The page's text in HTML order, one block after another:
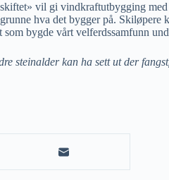
vil gi vindkraftutbygging
hva det bygger på. Skiløpere
bygde vårt velferdssamfunn
steinalder kan ha sett ut der